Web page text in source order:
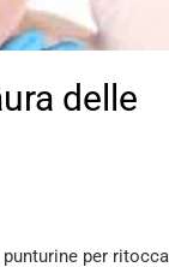
delle
per